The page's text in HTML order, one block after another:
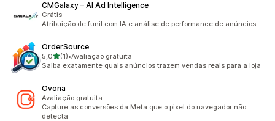
CMGalaxy – AI Ad Intelligence
Grátis
Atribuição de funil com IA e análise de performance de anúncios
OrderSource
5,0de 5 estrelas
(1)
1 avaliações ao todo
•Avaliação gratuita
Saiba exatamente quais anúncios trazem vendas reais para a loja
Ovona
Avaliação gratuita
Capture as conversões da Meta que o pixel do navegador não
detecta